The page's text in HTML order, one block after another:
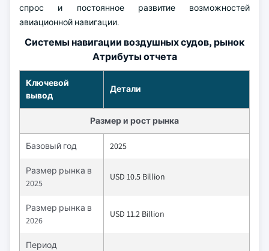
спрос и постоянное развитие возможностей
авиационной навигации.
Системы навигации воздушных судов, рынок
Атрибуты отчета
Ключевой
вывод
Детали
Размер и рост рынка
Базовый год 2025
Размер рынка в
2025
USD 10.5 Billion
Размер рынка в
2026
USD 11.2 Billion
Период